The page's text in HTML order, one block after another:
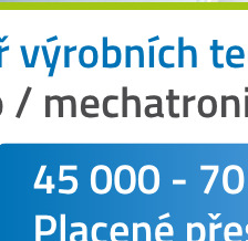
libero Jášová.
Čada.
libero
a Jančaříková.
budějckého Jihostroje